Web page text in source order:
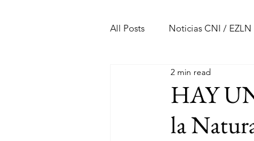
All Posts Noticias CNI / EZLN
Pandemia y pueblos indígenas
Resistencias Tren Maya
HAY
la
2 min read